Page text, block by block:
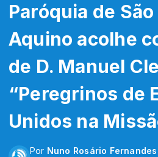
Paróquia de
Aquino acolhe
de D. Manuel
“Peregrinos de
Unidos na
Por Nuno Rosário Fernandes